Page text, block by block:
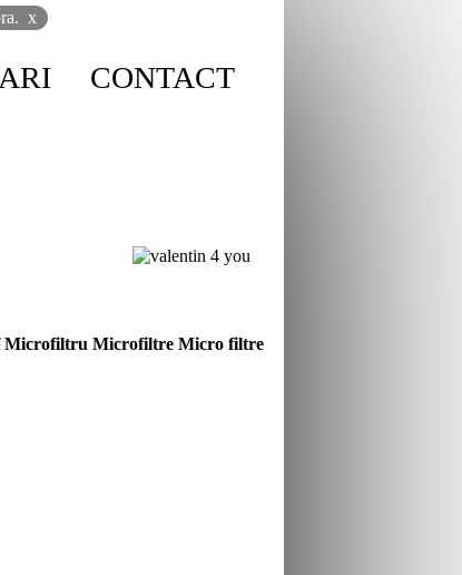
x
Microfiltru Microfiltre Micro filtre
CONTACT